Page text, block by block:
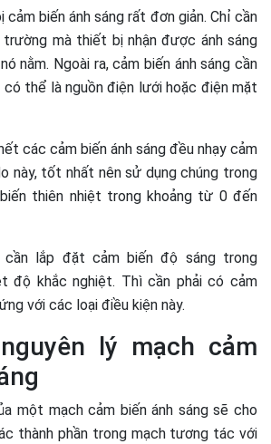
biến ánh sáng rất đơn giản. Chỉ cần
mà thiết bị nhận được ánh sáng
nằm. Ngoài ra, cảm biến ánh sáng cần
có thể là nguồn điện lưới hoặc điện mặt
các cảm biến ánh sáng đều nhạy cảm
này, tốt nhất nên sử dụng chúng trong
thiên nhiệt trong khoảng từ 0 đến
cần lắp đặt cảm biến độ sáng trong
độ khắc nghiệt. Thì cần phải có cảm
với các loại điều kiện này.
lý mạch cảm
một mạch cảm biến ánh sáng sẽ cho
thành phần trong mạch tương tác với